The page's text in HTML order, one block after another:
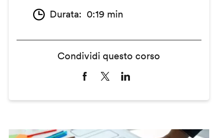
Durata 0:19 min
Condividi questo corso